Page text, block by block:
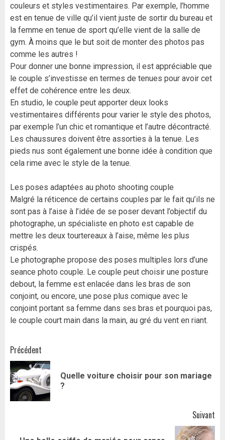
couleurs et styles vestimentaires. Par exemple, l’homme
est en tenue de ville qu’il vient juste de sortir du bureau et
la femme en tenue de sport qu’elle vient de la salle de
gym. À moins que le but soit de monter des photos pas
comme les autres !
Pour donner une bonne impression, il est appréciable que
le couple s’investisse en termes de tenues pour avoir cet
effet de cohérence entre les deux.
En studio, le couple peut apporter deux looks
vestimentaires différents pour varier le style des photos,
par exemple l’un chic et romantique et l’autre décontracté.
Les chaussures doivent être assorties à la tenue. Les
pieds nus sont également une bonne idée à condition que
cela rime avec le style de la tenue.
Les poses adaptées au photo shooting couple
Malgré la réticence de certains couples par le fait qu’ils ne
sont pas à l’aise à l’idée de se poser devant l’objectif du
photographe, un spécialiste en photo est capable de
mettre les deux tourtereaux à l’aise, même les plus
crispés.
Le photographe propose des poses multiples lors d’une
seance photo couple. Le couple peut choisir une posture
debout, la femme est enlacée dans les bras de son
conjoint, ou encore, une pose plus comique avec le
conjoint portant sa femme dans ses bras et pourquoi pas,
le couple court main dans la main, au gré du vent en riant.
Navigation
d’article
Précédent
Quelle voiture choisir pour son mariage
?
Suivant